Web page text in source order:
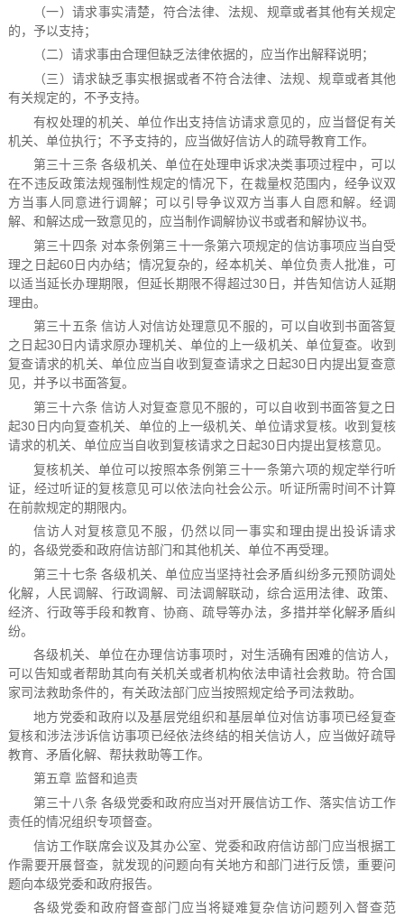
（一）请求事实清楚，符合法律、法规、规章或者其他有关规定
的，予以支持；
（二）请求事由合理但缺乏法律依据的，应当作出解释说明；
（三）请求缺乏事实根据或者不符合法律、法规、规章或者其他
有关规定的，不予支持。
有权处理的机关、单位作出支持信访请求意见的，应当督促有关
机关、单位执行；不予支持的，应当做好信访人的疏导教育工作。
第三十三条 各级机关、单位在处理申诉求决类事项过程中，可以
在不违反政策法规强制性规定的情况下，在裁量权范围内，经争议双
方当事人同意进行调解；可以引导争议双方当事人自愿和解。经调
解、和解达成一致意见的，应当制作调解协议书或者和解协议书。
第三十四条 对本条例第三十一条第六项规定的信访事项应当自受
理之日起60日内办结；情况复杂的，经本机关、单位负责人批准，可
以适当延长办理期限，但延长期限不得超过30日，并告知信访人延期
理由。
第三十五条 信访人对信访处理意见不服的，可以自收到书面答复
之日起30日内请求原办理机关、单位的上一级机关、单位复查。收到
复查请求的机关、单位应当自收到复查请求之日起30日内提出复查意
见，并予以书面答复。
第三十六条 信访人对复查意见不服的，可以自收到书面答复之日
起30日内向复查机关、单位的上一级机关、单位请求复核。收到复核
请求的机关、单位应当自收到复核请求之日起30日内提出复核意见。
复核机关、单位可以按照本条例第三十一条第六项的规定举行听
证，经过听证的复核意见可以依法向社会公示。听证所需时间不计算
在前款规定的期限内。
信访人对复核意见不服，仍然以同一事实和理由提出投诉请求
的，各级党委和政府信访部门和其他机关、单位不再受理。
第三十七条 各级机关、单位应当坚持社会矛盾纠纷多元预防调处
化解，人民调解、行政调解、司法调解联动，综合运用法律、政策、
经济、行政等手段和教育、协商、疏导等办法，多措并举化解矛盾纠
纷。
各级机关、单位在办理信访事项时，对生活确有困难的信访人，
可以告知或者帮助其向有关机关或者机构依法申请社会救助。符合国
家司法救助条件的，有关政法部门应当按照规定给予司法救助。
地方党委和政府以及基层党组织和基层单位对信访事项已经复查
复核和涉法涉诉信访事项已经依法终结的相关信访人，应当做好疏导
教育、矛盾化解、帮扶救助等工作。
第五章 监督和追责
第三十八条 各级党委和政府应当对开展信访工作、落实信访工作
责任的情况组织专项督查。
信访工作联席会议及其办公室、党委和政府信访部门应当根据工
作需要开展督查，就发现的问题向有关地方和部门进行反馈，重要问
题向本级党委和政府报告。
各级党委和政府督查部门应当将疑难复杂信访问题列入督查范